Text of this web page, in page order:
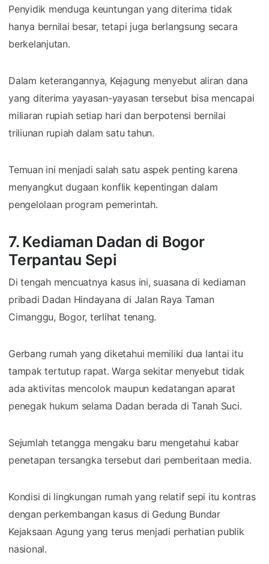
Penyidik menduga keuntungan yang diterima tidak
hanya bernilai besar, tetapi juga berlangsung secara
berkelanjutan.
Dalam keterangannya, Kejagung menyebut aliran dana
yang diterima yayasan-yayasan tersebut bisa mencapai
miliaran rupiah setiap hari dan berpotensi bernilai
triliunan rupiah dalam satu tahun.
Temuan ini menjadi salah satu aspek penting karena
menyangkut dugaan konflik kepentingan dalam
pengelolaan program pemerintah.
7. Kediaman Dadan di Bogor
Terpantau Sepi
Di tengah mencuatnya kasus ini, suasana di kediaman
pribadi Dadan Hindayana di Jalan Raya Taman
Cimanggu, Bogor, terlihat tenang.
Gerbang rumah yang diketahui memiliki dua lantai itu
tampak tertutup rapat. Warga sekitar menyebut tidak
ada aktivitas mencolok maupun kedatangan aparat
penegak hukum selama Dadan berada di Tanah Suci.
Sejumlah tetangga mengaku baru mengetahui kabar
penetapan tersangka tersebut dari pemberitaan media.
Kondisi di lingkungan rumah yang relatif sepi itu kontras
dengan perkembangan kasus di Gedung Bundar
Kejaksaan Agung yang terus menjadi perhatian publik
nasional.